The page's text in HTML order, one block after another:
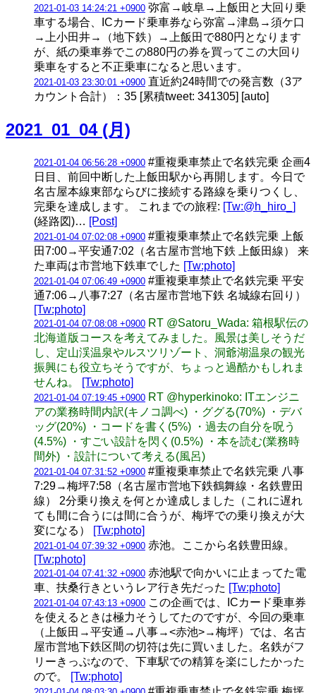
2021-01-03 14:24:21 +0900 弥富→岐阜→上飯田と大回り乗
車する場合、ICカード乗車券なら弥富→津島→須ケ口
→上小田井→（地下鉄）→上飯田で880円となります
が、紙の乗車券でこの880円の券を買ってこの大回り
乗車をすると不正乗車になると思います。
2021-01-03 23:30:01 +0900 直近約24時間での発言数（3ア
カウント合計）：35 [累積tweet: 341305] [auto]
2021_01_04 (月)
2021-01-04 06:56:28 +0900 #重複乗車禁止で名鉄完乗 企画4
日目、前回中断した上飯田駅から再開します。今日で
名古屋本線東部ならびに接続する路線を乗りつくし、
完乗を達成します。 これまでの旅程: [Tw:@h_hiro_]
(経路図)… [Post]
2021-01-04 07:02:08 +0900 #重複乗車禁止で名鉄完乗 上飯
田7:00→平安通7:02（名古屋市営地下鉄 上飯田線） 来
た車両は市営地下鉄車でした [Tw:photo]
2021-01-04 07:06:49 +0900 #重複乗車禁止で名鉄完乗 平安
通7:06→八事7:27（名古屋市営地下鉄 名城線右回り）
[Tw:photo]
2021-01-04 07:08:08 +0900 RT @Satoru_Wada: 箱根駅伝の
北海道版コースを考えてみました。風景は美しそうだ
し、定山渓温泉やルスツリゾート、洞爺湖温泉の観光
振興にも役立ちそうですが、ちょっと過酷かもしれま
せんね。
[Tw:photo]
2021-01-04 07:19:45 +0900 RT @hyperkinoko: ITエンジニ
アの業務時間内訳(キノコ調べ) ・ググる(70%) ・デバ
ッグ(20%) ・コードを書く(5%) ・過去の自分を呪う
(4.5%) ・すごい設計を閃く(0.5%) ・本を読む(業務時
間外) ・設計について考える(風呂)
2021-01-04 07:31:52 +0900 #重複乗車禁止で名鉄完乗 八事
7:29→梅坪7:58（名古屋市営地下鉄鶴舞線・名鉄豊田
線） 2分乗り換えを何とか達成しました（これに遅れ
ても間に合うには間に合うが、梅坪での乗り換えが大
変になる）
[Tw:photo]
2021-01-04 07:39:32 +0900 赤池。ここから名鉄豊田線。
[Tw:photo]
2021-01-04 07:41:32 +0900 赤池駅で向かいに止まってた電
車、扶桑行きというレア行き先だった [Tw:photo]
2021-01-04 07:43:13 +0900 この企画では、ICカード乗車券
を使えるときは極力そうしてたのですが、今回の乗車
（上飯田→平安通→八事→<赤池>→梅坪）では、名古
屋市営地下鉄区間の切符は先に買いました。名鉄がフ
リーきっぷなので、下車駅での精算を楽にしたかった
ので。
[Tw:photo]